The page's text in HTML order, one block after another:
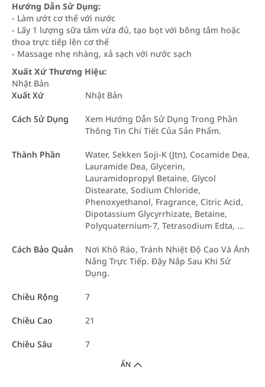
Hướng Dẫn Sử Dụng:
- Làm ướt cơ thể với nước
- Lấy 1 lượng sữa tắm vừa đủ, tạo bọt với bông tắm hoặc
thoa trực tiếp lên cơ thể
- Massage nhẹ nhàng, xả sạch với nước sạch
Xuất Xứ Thương Hiệu:
Nhật Bản
Xuất Xứ
Nhật Bản
Cách Sử Dụng
Xem Hướng Dẫn Sử Dụng Trong Phần
Thông Tin Chi Tiết Của Sản Phẩm.
Thành Phần
Water, Sekken Soji-K (Jtn), Cocamide Dea,
Lauramide Dea, Glycerin,
Lauramidopropyl Betaine, Glycol
Distearate, Sodium Chloride,
Phenoxyethanol, Fragrance, Citric Acid,
Dipotassium Glycyrrhizate, Betaine,
Polyquaternium-7, Tetrasodium Edta, …
Cách Bảo Quản
Nơi Khô Ráo, Tránh Nhiệt Độ Cao Và Ánh
Nắng Trực Tiếp. Đậy Nắp Sau Khi Sử
Dụng.
Chiều Rộng 7
Chiều Cao 21
Chiều Sâu 7
ẨN